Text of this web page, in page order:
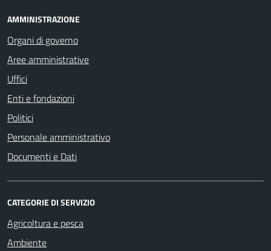
AMMINISTRAZIONE
Organi di governo
Aree amministrative
Uffici
Enti e fondazioni
Politici
Personale amministrativo
Documenti e Dati
CATEGORIE DI SERVIZIO
Agricoltura e pesca
Ambiente